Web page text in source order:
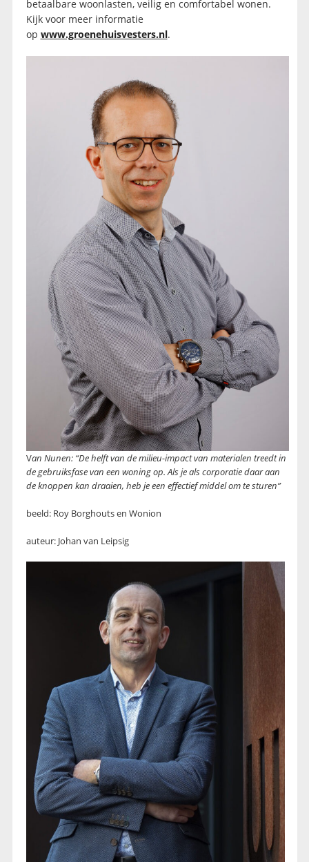
betaalbare woonlasten, veilig en comfortabel wonen.
Kijk voor meer informatie
op www.groenehuisvesters.nl.
Van Nunen: “De helft van de milieu-impact van materialen treedt in
de gebruiksfase van een woning op. Als je als corporatie daar aan
de knoppen kan draaien, heb je een effectief middel om te sturen”
beeld: Roy Borghouts en Wonion
auteur: Johan van Leipsig